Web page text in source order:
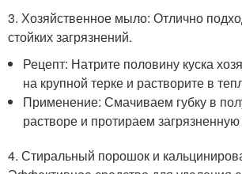
3. Хозяйственное мыло: Отлично
стойких загрязнений.
Рецепт: Натрите половину куска
на крупной терке и растворите в
Применение: Смачиваем губку в
растворе и протираем
4. Стиральный порошок и